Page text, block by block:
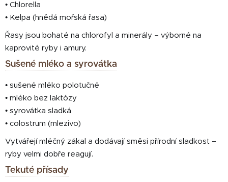
• Chlorella
• Kelpa (hnědá mořská řasa)
Řasy jsou bohaté na chlorofyl a minerály – výborné na
kaprovité ryby i amury.
Sušené mléko a syrovátka
• sušené mléko polotučné
• mléko bez laktózy
• syrovátka sladká
• colostrum (mlezivo)
Vytvářejí mléčný zákal a dodávají směsi přírodní sladkost –
ryby velmi dobře reagují.
Tekuté přísady